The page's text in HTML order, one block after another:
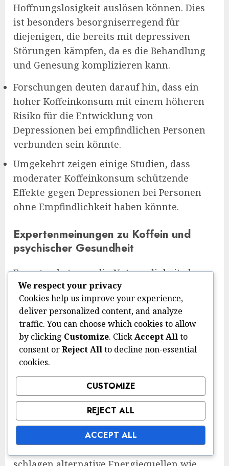
Hoffnungslosigkeit auslösen können. Dies
ist besonders besorgniserregend für
diejenigen, die bereits mit depressiven
Störungen kämpfen, da es die Behandlung
und Genesung komplizieren kann.
Forschungen deuten darauf hin, dass ein
hoher Koffeinkonsum mit einem höheren
Risiko für die Entwicklung von
Depressionen bei empfindlichen Personen
verbunden sein könnte.
Umgekehrt zeigen einige Studien, dass
moderater Koffeinkonsum schützende
Effekte gegen Depressionen bei Personen
ohne Empfindlichkeit haben könnte.
Expertenmeinungen zu Koffein und
psychischer Gesundheit
Experten betonen die Notwendigkeit, dass
Individuen ihre eigene
Koffeinempfindlichkeit und deren
potenzielle Auswirkungen auf die
psychische Gesundheit verstehen. Viele
empfehlen, die Koffeinaufnahme zu
überwachen, insbesondere für Personen
Klinische Psychologen raten häufig
Patienten mit Angststörungen, Koffein zu
reduzieren, da es Angstzustände
We respect your privacy
Cookies help us improve your experience,
deliver personalized content, and analyze
traffic. You can choose which cookies to allow
by clicking Customize. ClickAccept Allto
consent orReject Allto decline non-essential
cookies.
CUSTOMIZE
REJECT ALL
ACCEPT ALL